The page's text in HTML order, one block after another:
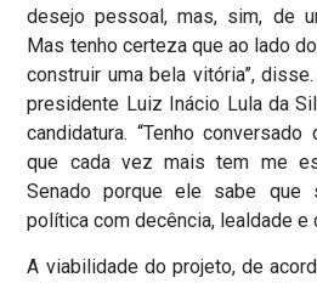
desejo pessoal, mas, sim, de
Mas tenho certeza que ao lado
construir uma bela vitória”,
presidente Luiz Inácio Lula da
candidatura. “Tenho
que cada vez mais tem me
Senado porque ele sabe que
política com decência, lealdade e
A viabilidade do projeto, de